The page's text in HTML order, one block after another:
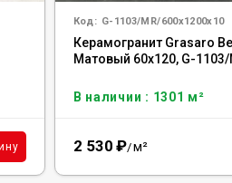
Код: G-1103/MR/600x1200x10
Керамогранит Grasaro
Матовый 60x120, G-1103/
В наличии : 1301 м²
2 530 ₽/м²